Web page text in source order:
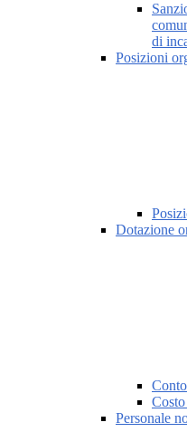
di
Posizioni
Dotazione
Personale